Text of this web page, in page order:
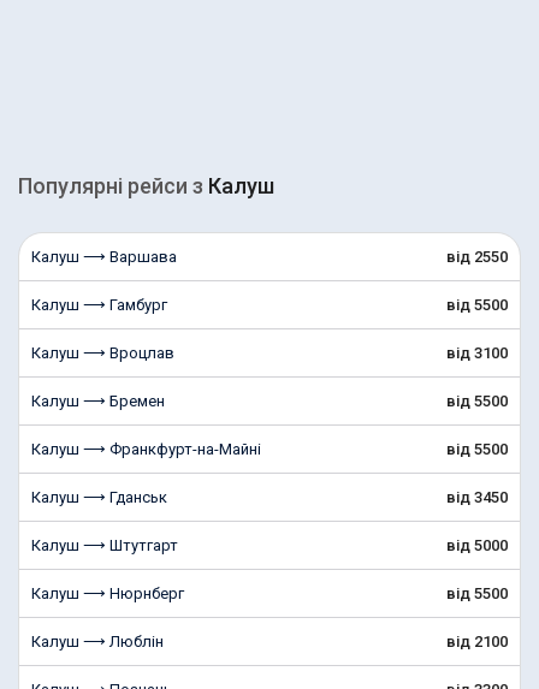
Популярні рейcи з Калуш
Калуш ⟶ Варшава від 2550
Калуш ⟶ Гамбург від 5500
Калуш ⟶ Вроцлав від 3100
Калуш ⟶ Бремен від 5500
Калуш ⟶ Франкфурт-на-Майні від 5500
Калуш ⟶ Гданськ від 3450
Калуш ⟶ Штутгарт від 5000
Калуш ⟶ Нюрнберг від 5500
Калуш ⟶ Люблін від 2100